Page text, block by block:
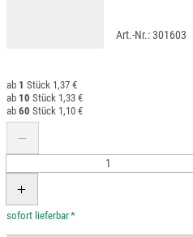
301603
1
1,37 €
10
1,33 €
60
1,10 €
*